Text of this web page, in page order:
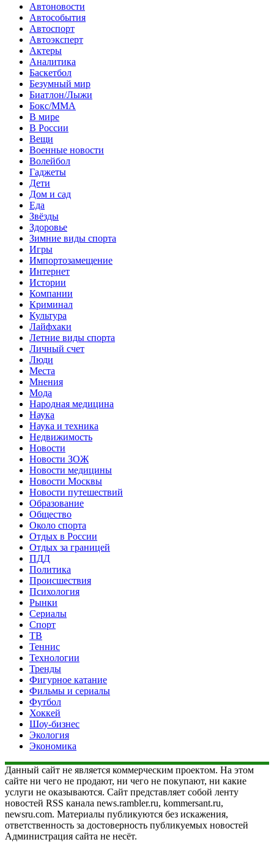
Автоновости
Автособытия
Автоспорт
Автоэксперт
Актеры
Аналитика
Баскетбол
Безумный мир
Биатлон/Лыжи
Бокс/MMA
В мире
В России
Вещи
Военные новости
Волейбол
Гаджеты
Дети
Дом и сад
Еда
Звёзды
Здоровье
Зимние виды спорта
Игры
Импортозамещение
Интернет
Истории
Компании
Криминал
Культура
Лайфхаки
Летние виды спорта
Личный счет
Люди
Места
Мнения
Мода
Народная медицина
Наука
Наука и техника
Недвижимость
Новости
Новости ЗОЖ
Новости медицины
Новости Москвы
Новости путешествий
Образование
Общество
Около спорта
Отдых в России
Отдых за границей
ПДД
Политика
Происшествия
Психология
Рынки
Сериалы
Спорт
ТВ
Теннис
Технологии
Тренды
Фигурное катание
Фильмы и сериалы
Футбол
Хоккей
Шоу-бизнес
Экология
Экономика
Данный сайт не является коммерческим проектом. На этом
сайте ни чего не продают, ни чего не покупают, ни какие
услуги не оказываются. Сайт представляет собой ленту
новостей RSS канала news.rambler.ru, kommersant.ru,
newsru.com. Материалы публикуются без искажения,
ответственность за достоверность публикуемых новостей
Администрация сайта не несёт.